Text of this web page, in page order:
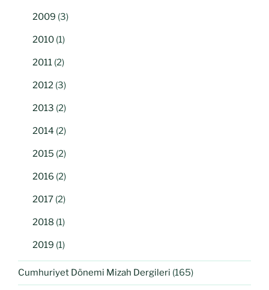
2009 (3)
2010 (1)
2011 (2)
2012 (3)
2013 (2)
2014 (2)
2015 (2)
2016 (2)
2017 (2)
2018 (1)
2019 (1)
Cumhuriyet Dönemi Mizah Dergileri (165)